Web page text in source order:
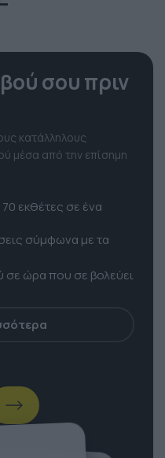
σου πριν
κατάλληλους
μέσα από την επίσημη
εκθέτες σε ένα
σύμφωνα με τα